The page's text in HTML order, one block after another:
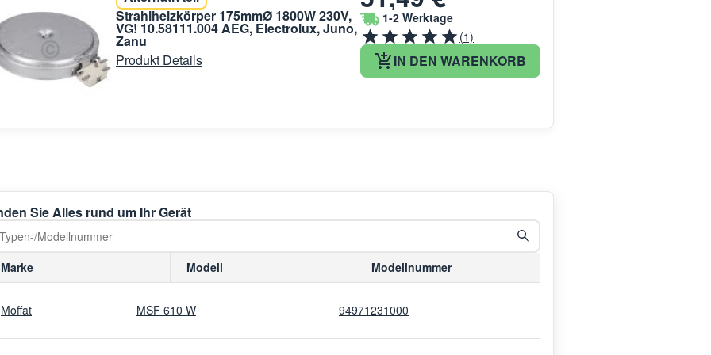
Strahlheizkörper 175mmØ 1800W 230V,
VG! 10.58111.004 AEG, Electrolux, Juno,
Zanu
Produkt Details
1-2 Werktage
(1)
IN DEN WARENKORB
Sie Alles rund um Ihr Gerät
Marke Modell Modellnummer
Moffat MSF 610 W 94971231000